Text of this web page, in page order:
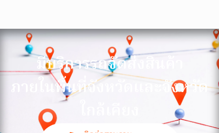
มีบริการรถจัดส่งสินค้า
ภายในพื้นที่จังหวัดและจังหวัด